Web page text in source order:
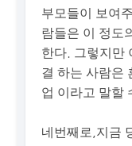
부모들이 보여
람들은 이 정도
한다. 그렇지만
결 하는 사람은
업 이라고 말할
네번째로,지금